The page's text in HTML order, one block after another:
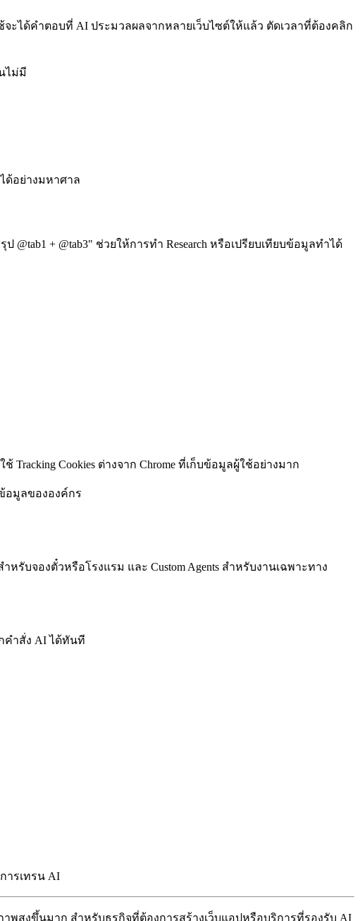
ะได้คำตอบที่ AI ประมวลผลจากหลายเว็บไซต์ให้แล้ว ตัดเวลาที่ต้องคลิก
ไม่มี
ด้อย่างมหาศาล
@tab1 + @tab3" ช่วยให้การทำ Research หรือเปรียบเทียบข้อมูลทำได้
Cookies ต่างจาก Chrome ที่เก็บข้อมูลผู้ใช้อย่างมาก
อมูลขององค์กร
หรับจองตั๋วหรือโรงแรม และ Custom Agents สำหรับงานเฉพาะทาง
กคำสั่ง AI ได้ทันที
ารเทรน AI
พสูงขึ้นมาก สำหรับธุรกิจที่ต้องการสร้างเว็บแอปหรือบริการที่รองรับ AI